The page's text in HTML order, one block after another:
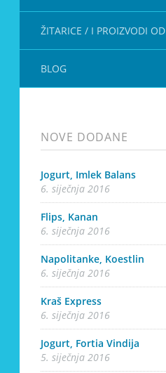
ŽITARICE / I PROIZVODI OD
BLOG
NOVE DODANE
Jogurt, Imlek Balans
6. siječnja 2016
Flips, Kanan
6. siječnja 2016
Napolitanke, Koestlin
6. siječnja 2016
Kraš Express
6. siječnja 2016
Jogurt, Fortia Vindija
5. siječnja 2016